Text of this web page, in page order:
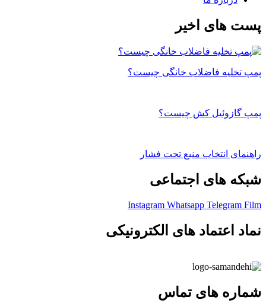
پست های اخیر
پمپ تخلیه فاضلاب خانگی چیست؟
پمپ گازوئیل کش چیست؟
راهنمای انتخاب منبع تحت فشار
شبکه های اجتماعی
Instagram Whatsapp Telegram Film
نماد اعتماد های الکترونیکی
شماره های تماس